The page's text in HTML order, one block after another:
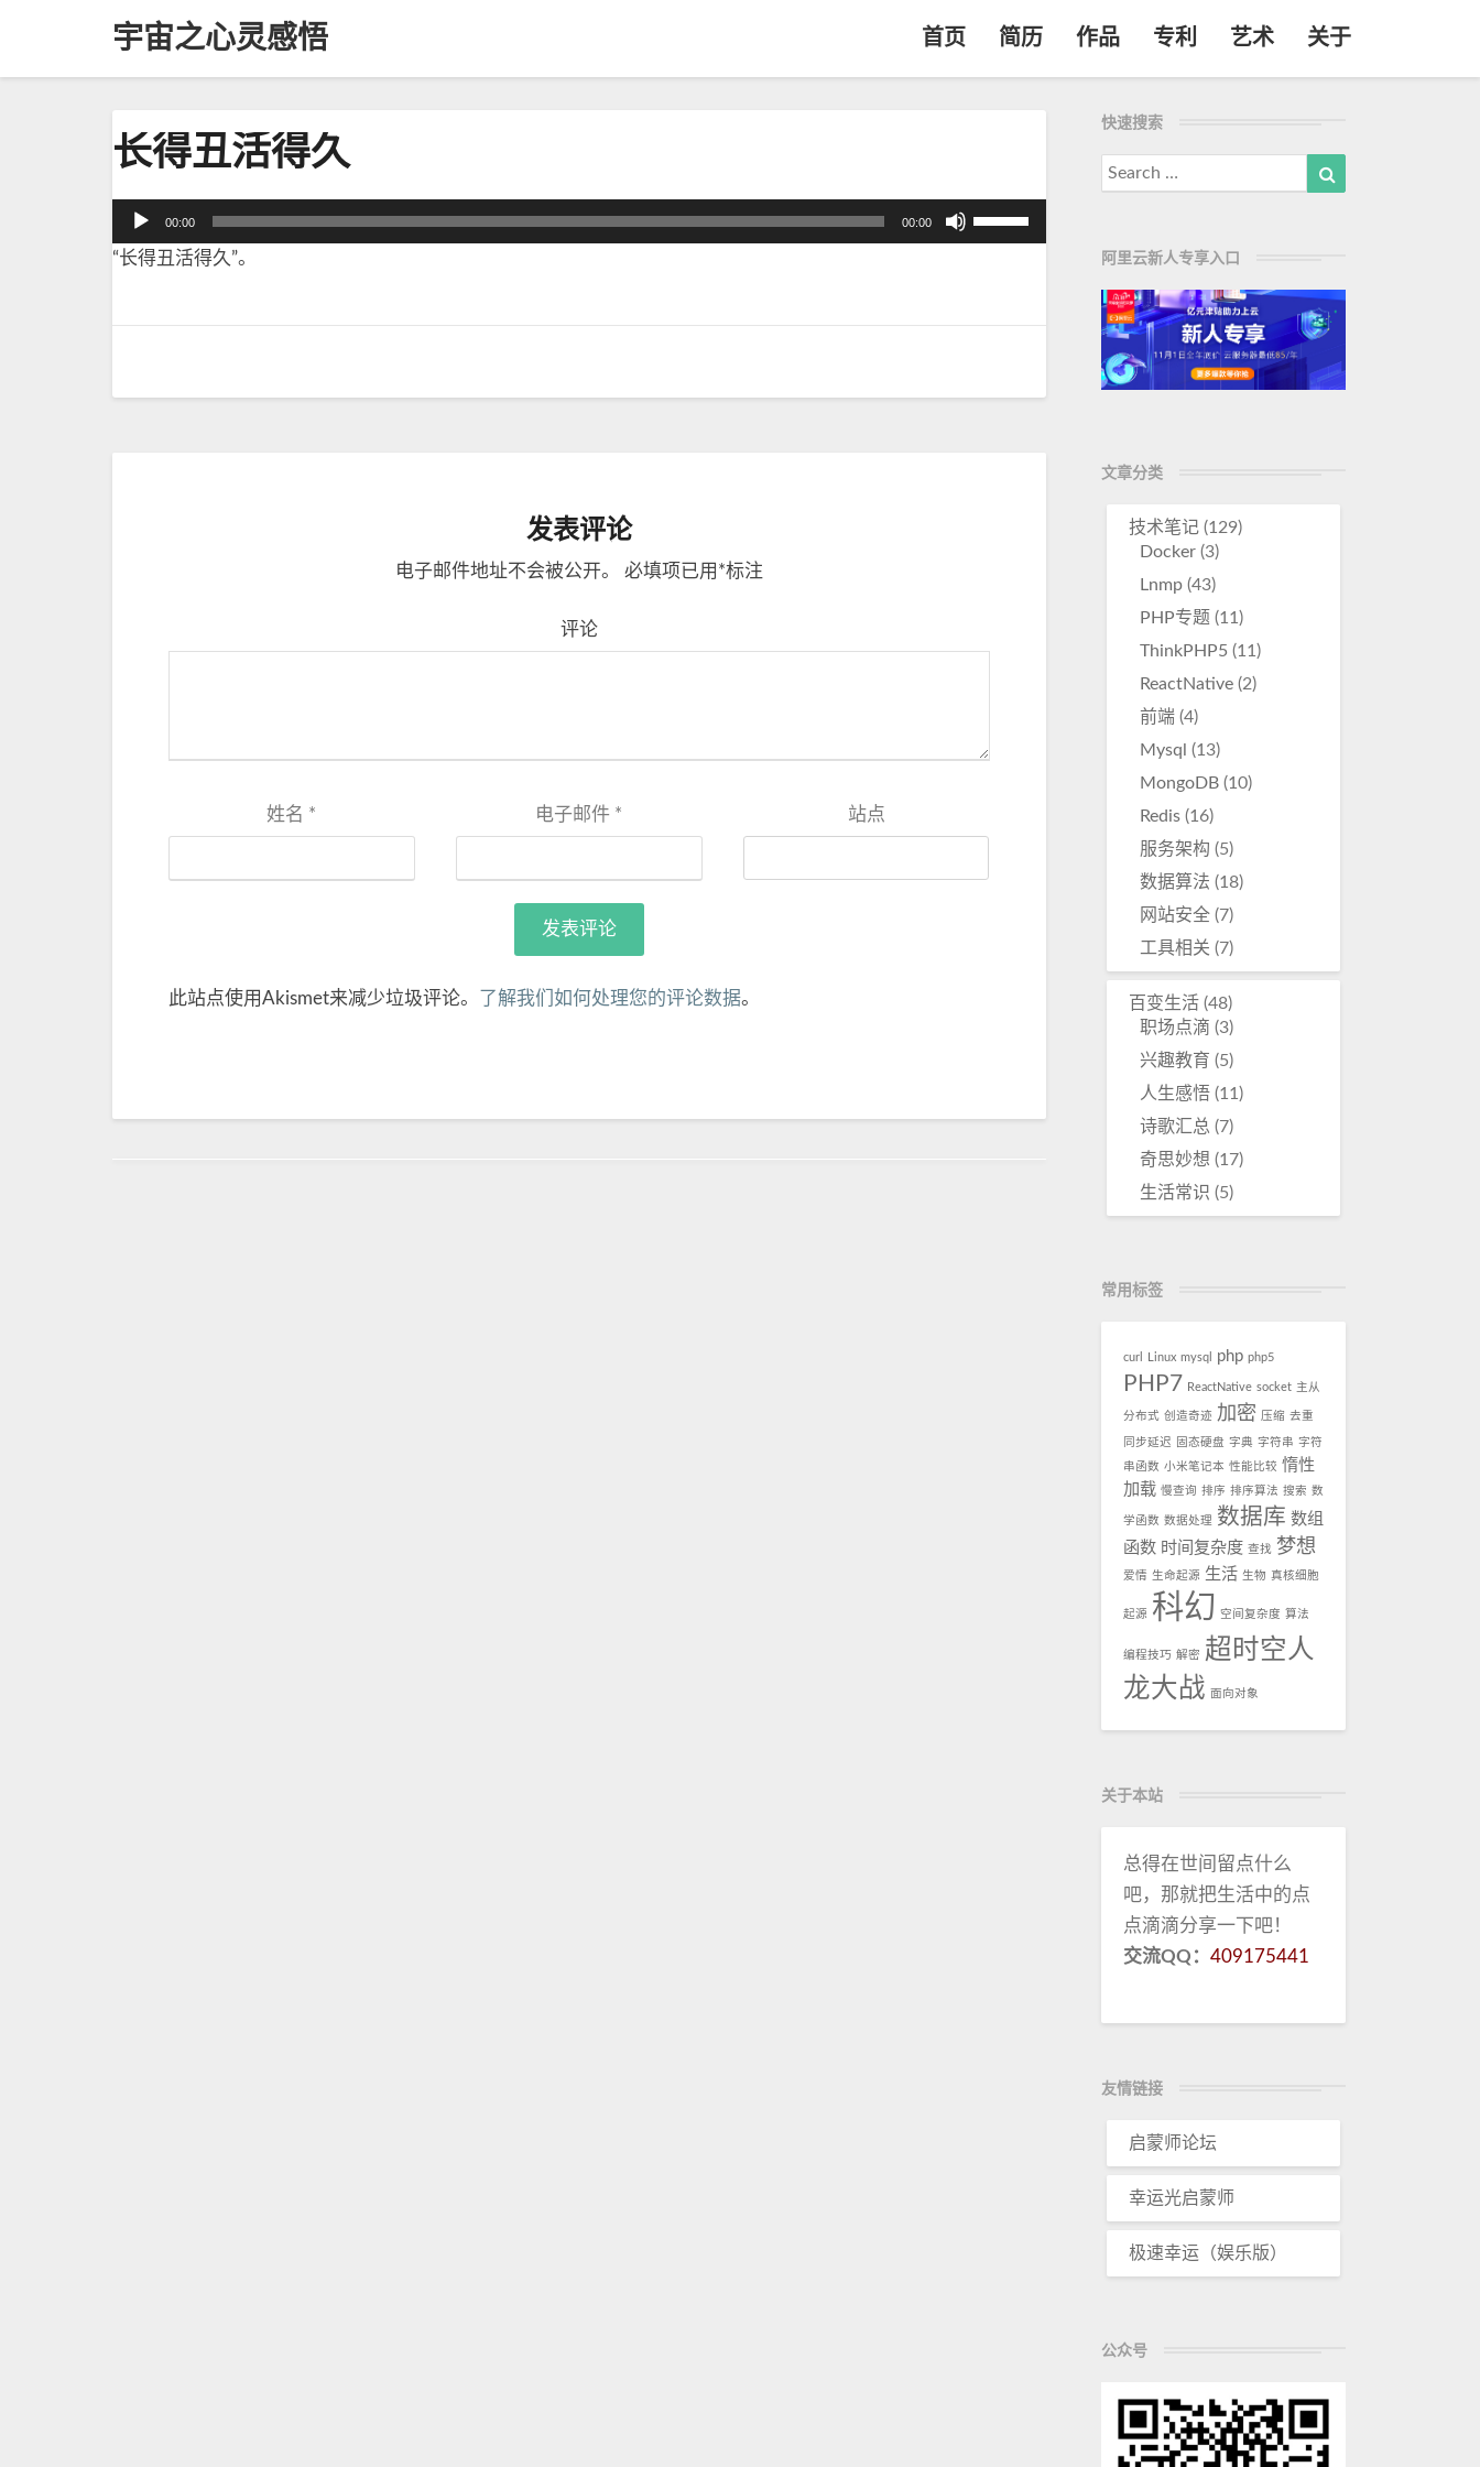
宇宙之心灵感悟 首页 简历 作品 专利 艺术 关于
得
活
久
长得丑活得久
频
播
器
00:00 00:00
使
用
箭
来
“长得丑活得久”。
发表评论
电子邮件地址不会被公开。 必填项已用 *标注
评论
姓名 * 电子邮件 * 站点
此站点使用Akismet来减少垃圾评论。 了解我们如何处理您的评论数据。
快速搜索
Search
for:
阿里云新人专享入口
文章分类
技术笔记(129)
Docker(3)
Lnmp(43)
PHP专题 (11)
ThinkPHP5(11)
ReactNative(2)
前端(4)
Mysql (13)
MongoDB(10)
Redis(16)
服务架构 (5)
数据算法 (18)
网站安全(7)
工具相关 (7)
百变生活(48)
职场点滴 (3)
兴趣教育 (5)
人生感悟(11)
诗歌汇总 (7)
奇思妙想 (17)
生活常识 (5)
常用标签
curl Linux mysql php php5
PHP7 ReactNative socket 主从
分布式 创造奇迹 加密 压缩 去重
同步延迟 固态硬盘 字典 字符串 字符
串函数 小米笔记本 性能比较 惰性
加载 慢查询 排序 排序算法 搜索 数
学函数 数据处理 数据库 数组
函数 时间复杂度 查找 梦想
爱情 生命起源 生活 生物 真核细胞
起源 科幻 空间复杂度 算法
编程技巧 解密 超时空人
龙大战 面向对象
关于本站
总得在世间留点什么
吧，那就把生活中的点
点滴滴分享一下吧！
交流QQ： 409175441
友情链接
启蒙师论坛
幸运光启蒙师
极速幸运（娱乐版）
公众号